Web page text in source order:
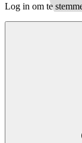
Log in om te